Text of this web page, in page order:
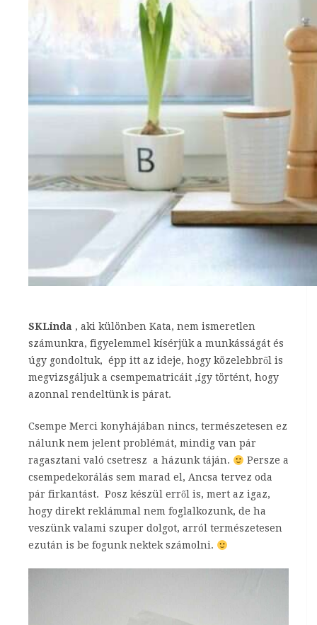
SKLinda , aki különben Kata, nem ismeretlen
számunkra, figyelemmel kísérjük a munkásságát és
úgy gondoltuk, épp itt az ideje, hogy közelebbről is
megvizsgáljuk a csempematricáit ,így történt, hogy
azonnal rendeltünk is párat.
Csempe Merci konyhájában nincs, természetesen ez
nálunk nem jelent problémát, mindig van pár
ragasztani való csetresz a házunk táján.
Persze a
csempedekorálás sem marad el, Ancsa tervez oda
pár firkantást. Posz készül erről is, mert az igaz,
hogy direkt reklámmal nem foglalkozunk, de ha
veszünk valami szuper dolgot, arról természetesen
ezután is be fogunk nektek számolni.